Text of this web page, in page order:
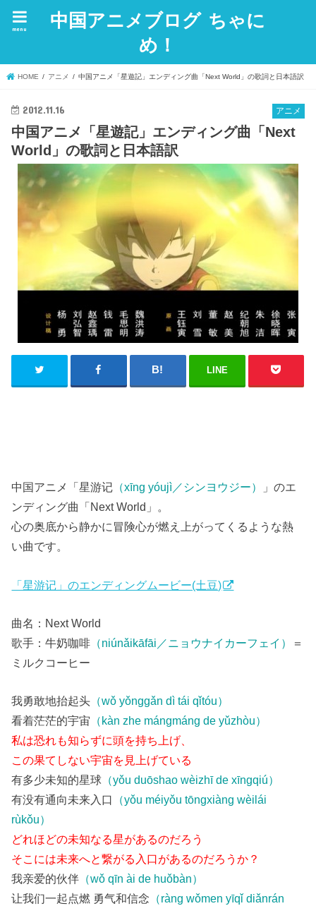
中国アニメブログ ちゃに
め！
menu
HOME アニメ 中国アニメ「星遊記」エンディング曲「Next World」の歌詞と日本語訳
アニメ
2012.11.16
中国アニメ「星遊記」エンディング曲「Next
World」の歌詞と日本語訳
LINE
中国アニメ「星游记 （xīng yóujì／シンヨウジー）
」のエ
ンディング曲「Next World」。
心の奥底から静かに冒険心が燃え上がってくるような熱
い曲です。
「星游记」のエンディングムービー(土豆)
曲名：Next World
歌手：牛奶咖啡 （niúnǎikāfāi／ニョウナイカーフェイ）
＝
ミルクコーヒー
我勇敢地抬起头 （wǒ yǒnggǎn dì tái qǐtóu）
看着茫茫的宇宙 （kàn zhe mángmáng de yǔzhòu）
私は恐れも知らずに頭を持ち上げ、
この果てしない宇宙を見上げている
有多少未知的星球 （yǒu duōshao wèizhī de xīngqiú）
有没有通向未来入口
（yǒu méiyǒu tōngxiàng wèilái
rùkǒu）
どれほどの未知なる星があるのだろう
そこには未来へと繋がる入口があるのだろうか？
我亲爱的伙伴 （wǒ qīn ài de huǒbàn）
让我们一起点燃 勇气和信念 （ràng wǒmen yīqǐ diǎnrán